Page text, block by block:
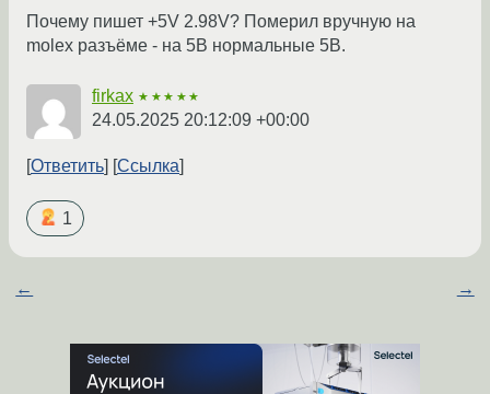
Почему пишет +5V 2.98V? Померил вручную на
molex разъёме - на 5В нормальные 5В.
firkax ★★★★★
24.05.2025 20:12:09 +00:00
Ответить Ссылка
1
← →